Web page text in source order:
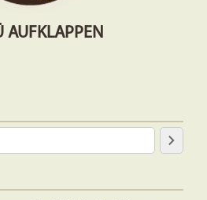
AUFKLAPPEN